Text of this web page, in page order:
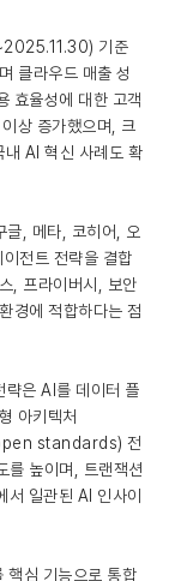
기준
클라우드 매출 성
효율성에 대한 고객
상 증가했으며, 크
AI 혁신 사례도 확
글, 메타, 코히어, 오
전트 전략을 결합
, 프라이버시, 보안
경에 적합하다는 점
은 AI를 데이터 플
아키텍처
standards) 전
를 높이며, 트랜잭션
일관된 AI 인사이
심 기능으로 통합